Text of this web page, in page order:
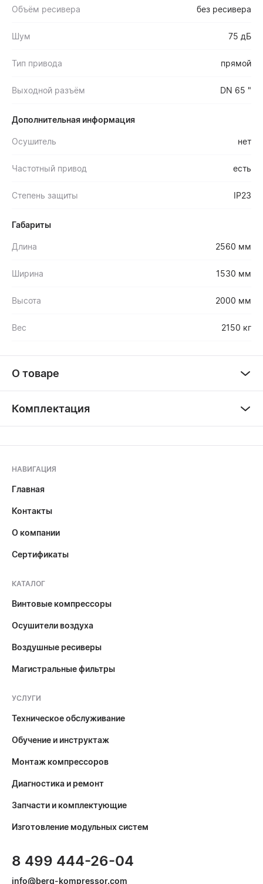
Объём ресивера без ресивера
Шум 75 дБ
Тип привода прямой
Выходной разъём DN 65 "
Дополнительная информация
Осушитель нет
Частотный привод есть
Степень защиты IP23
Габариты
Длина 2560 мм
Ширина 1530 мм
Высота 2000 мм
Вес 2150 кг
О товаре
Комплектация
НАВИГАЦИЯ
Главная
Контакты
О компании
Сертификаты
КАТАЛОГ
Винтовые компрессоры
Осушители воздуха
Воздушные ресиверы
Магистральные фильтры
УСЛУГИ
Техническое обслуживание
Обучение и инструктаж
Монтаж компрессоров
Диагностика и ремонт
Запчасти и комплектующие
Изготовление модульных систем
8 499 444-26-04
info@berg-kompressor.com